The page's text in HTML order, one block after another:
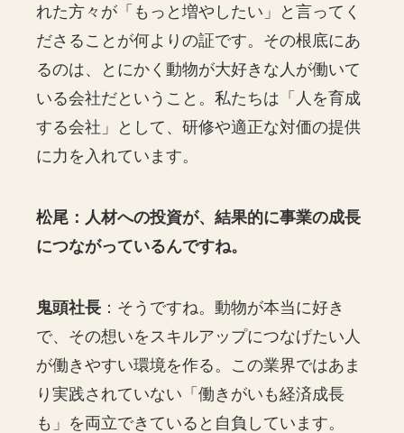
れた方々が「もっと増やしたい」と言ってく
ださることが何よりの証です。その根底にあ
るのは、とにかく動物が大好きな人が働いて
いる会社だということ。私たちは「人を育成
する会社」として、研修や適正な対価の提供
に力を入れています。
松尾：人材への投資が、結果的に事業の成長
につながっているんですね。
鬼頭社長 ：そうですね。動物が本当に好き
で、その想いをスキルアップにつなげたい人
が働きやすい環境を作る。この業界ではあま
り実践されていない「働きがいも経済成長
も」を両立できていると自負しています。